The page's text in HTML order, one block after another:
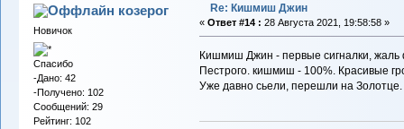
козерог
Новичок
Спасибо
-Дано: 42
-Получено: 102
Сообщений: 29
Рейтинг: 102
Re: Кишмиш Джин
« Ответ #14 : 28 Августа 2021, 19:58:58 »
Кишмиш Джин - первые сигналки, жаль
Пестрого. кишмиш - 100%. Красивые
Уже давно сьели, перешли на Золотце.